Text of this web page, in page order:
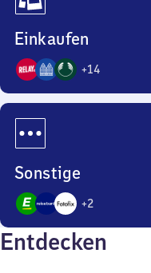
Einkaufen
+14
17
Sonstige
+2
5
Angebote
Entdecken